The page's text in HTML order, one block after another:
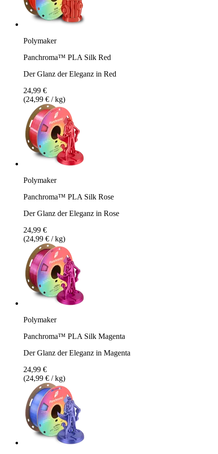
Polymaker
Panchroma™ PLA Silk Red
Der Glanz der Eleganz in Red
24,99 €
(24,99 € / kg)
Polymaker
Panchroma™ PLA Silk Rose
Der Glanz der Eleganz in Rose
24,99 €
(24,99 € / kg)
Polymaker
Panchroma™ PLA Silk Magenta
Der Glanz der Eleganz in Magenta
24,99 €
(24,99 € / kg)